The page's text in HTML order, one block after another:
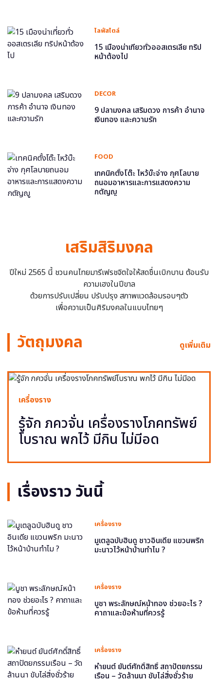
ไลฟ์สไตล์
15 เมืองน่าเที่ยวทั่วออสเตรเลีย ทริป
หน้าต้องไป
DECOR
9 ปลามงคล เสริมดวง การค้า อำนาจ
เงินทอง และความรัก
FOOD
เทคนิคตั้งโต๊ะ ไหว้บ๊ะจ่าง กุศโลบาย
ถนอมอาหารและการแสดงความ
กตัญญู
เสริมสิริมงคล
ปีใหม่ 2565 นี้ ชวนคนไทยมารีเฟรชจิตใจให้สดชื่นเบิกบาน ต้อนรับ
ความเฮงในปีขาล
ด้วยการปรับเปลี่ยน ปรับปรุง สภาพแวดล้อมรอบๆตัว
เพื่อความเป็นศิริมงคลในแบบไทยๆ
วัตถุมงคล ดูเพิ่มเติม
เครื่องราง
รู้จัก ภควจั่น เครื่องรางโภคทรัพย์
โบราณ พกไว้ มีกิน ไม่มีอด
เรื่องราว วันนี้
เครื่องราง
มูเตลูฉบับฮินดู ชาวอินเดีย แขวนพริก
มะนาวไว้หน้าบ้านทำไม ?
เครื่องราง
บูชา พระลักษณ์หน้าทอง ช่วยอะไร ?
คาถาและข้อห้ามที่ควรรู้
เครื่องราง
หำยนต์ ยันต์ศักดิ์สิทธิ์ สถาปัตยกรรม
เรือน – วัดล้านนา ขับไล่สิ่งชั่วร้าย